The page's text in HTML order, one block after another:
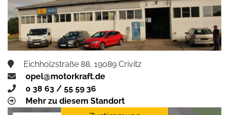
aktivieren
Eichholzstraße 88, 19089 Crivitz
opel@motorkraft.de
0 38 63 / 55 59 36
Mehr zu diesem Standort